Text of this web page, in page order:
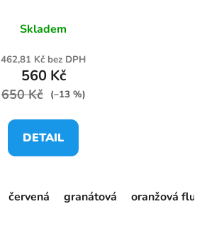
Skladem
462,81 Kč bez DPH
560 Kč
650 Kč (–13 %)
DETAIL
červená granátová oranžová fluo